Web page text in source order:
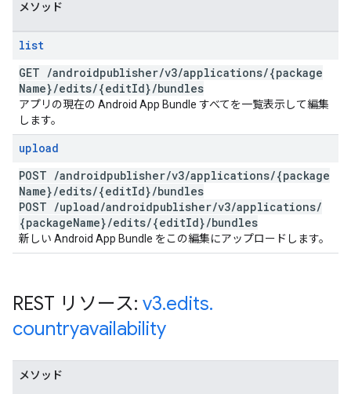
メソッド
list
GET /androidpublisher/v3/applications/{package
Name}/edits/{editId}/bundles
アプリの現在の Android App Bundle すべてを一覧表示して編集
します。
upload
POST /androidpublisher/v3/applications/{package
Name}/edits/{editId}/bundles
POST /upload/androidpublisher/v3/applications/
{packageName}/edits/{editId}/bundles
新しい Android App Bundle をこの編集にアップロードします。
REST リソース: v3.edits.
countryavailability
メソッド